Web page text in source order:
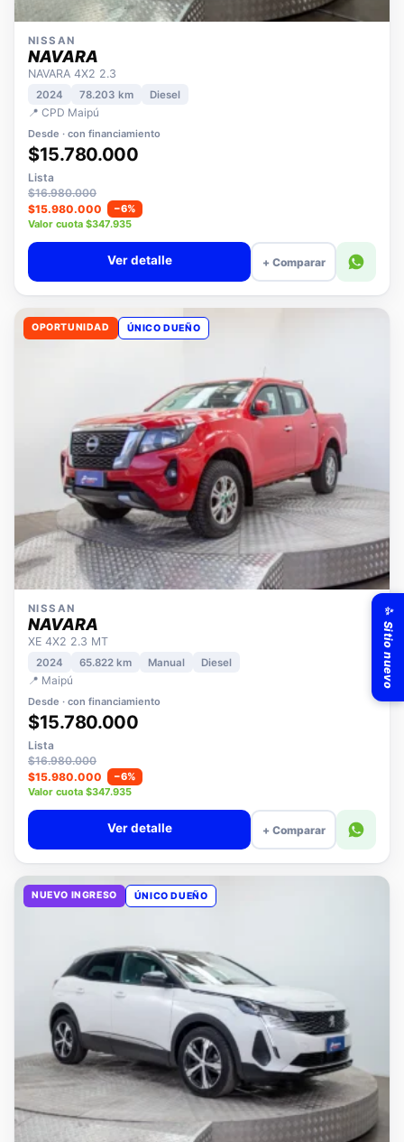
NISSAN
NAVARA
NAVARA 4X2 2.3
2024 78.203 km
📍 CPD Maipú
Desde · con financiamiento
$15.780.000
Lista
$16.980.000
$15.980.000
−6%
Valor cuota $347.935
+ Comparar
OPORTUNIDAD
NISSAN
NAVARA
XE 4X2 2.3 MT
2024
📍 Maipú
Desde · con financiamiento
$15.780.000
Lista
$16.980.000
$15.980.000
−6%
Valor cuota $347.935
+ Comparar
NUEVO INGRESO
✨ Sitio nuevo